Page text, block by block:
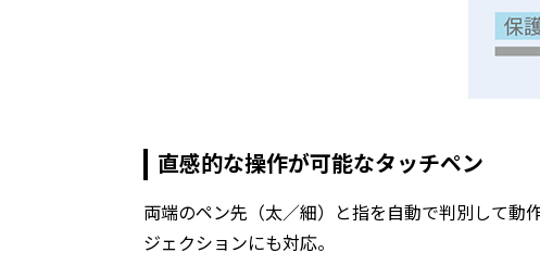
直感的な操作が可能なタッチペン
両端のペン先（太／細）と指を自動で判別して動
ジェクションにも対応。